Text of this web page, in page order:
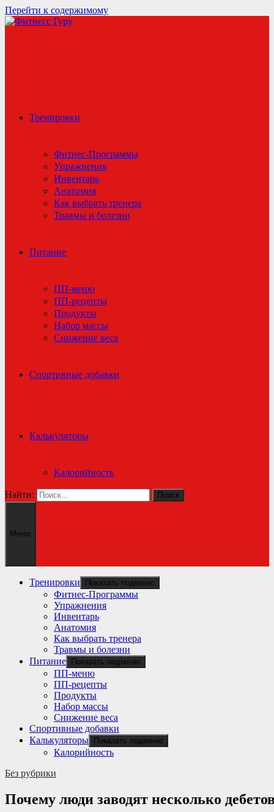
Перейти к содержимому
Тренировки
Фитнес-Программы
Упражнения
Инвентарь
Анатомия
Как выбрать тренера
Травмы и болезни
Питание
ПП-меню
ПП-рецепты
Продукты
Набор массы
Снижение веса
Спортивные добавки
Калькуляторы
Калорийность
Найти:
Меню
Тренировки Показать подменю
Фитнес-Программы
Упражнения
Инвентарь
Анатомия
Как выбрать тренера
Травмы и болезни
Питание
Показать подменю
ПП-меню
ПП-рецепты
Продукты
Набор массы
Снижение веса
Спортивные добавки
Калькуляторы
Показать подменю
Калорийность
Без рубрики
Почему люди заводят несколько